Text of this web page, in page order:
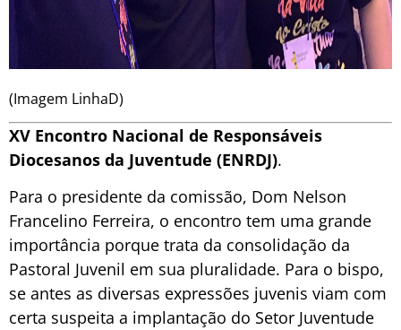
(Imagem LinhaD)
XV Encontro Nacional de Responsáveis
Diocesanos da Juventude (ENRDJ).
Para o presidente da comissão, Dom Nelson
Francelino Ferreira, o encontro tem uma grande
importância porque trata da consolidação da
Pastoral Juvenil em sua pluralidade. Para o bispo,
se antes as diversas expressões juvenis viam com
certa suspeita a implantação do Setor Juventude